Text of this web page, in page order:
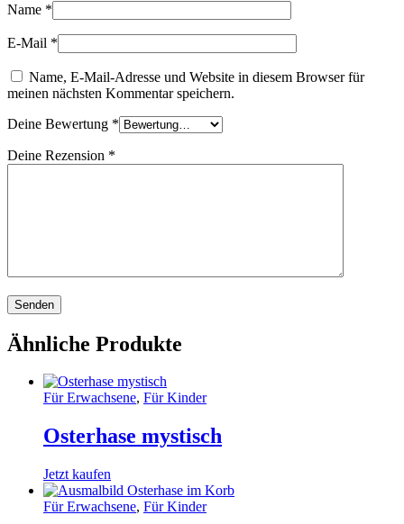
Name *
E-Mail *
Name, E-Mail-Adresse und Website in diesem Browser für
meinen nächsten Kommentar speichern.
Deine Bewertung *
Deine Rezension *
Ähnliche Produkte
Für Erwachsene, Für Kinder
Osterhase mystisch
Jetzt kaufen
Für Erwachsene, Für Kinder